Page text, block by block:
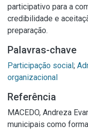
participativo para a
credibilidade e
preparação.
Palavras-chave
Participação social;
organizacional
Referência
MACEDO, Andreza
municipais como